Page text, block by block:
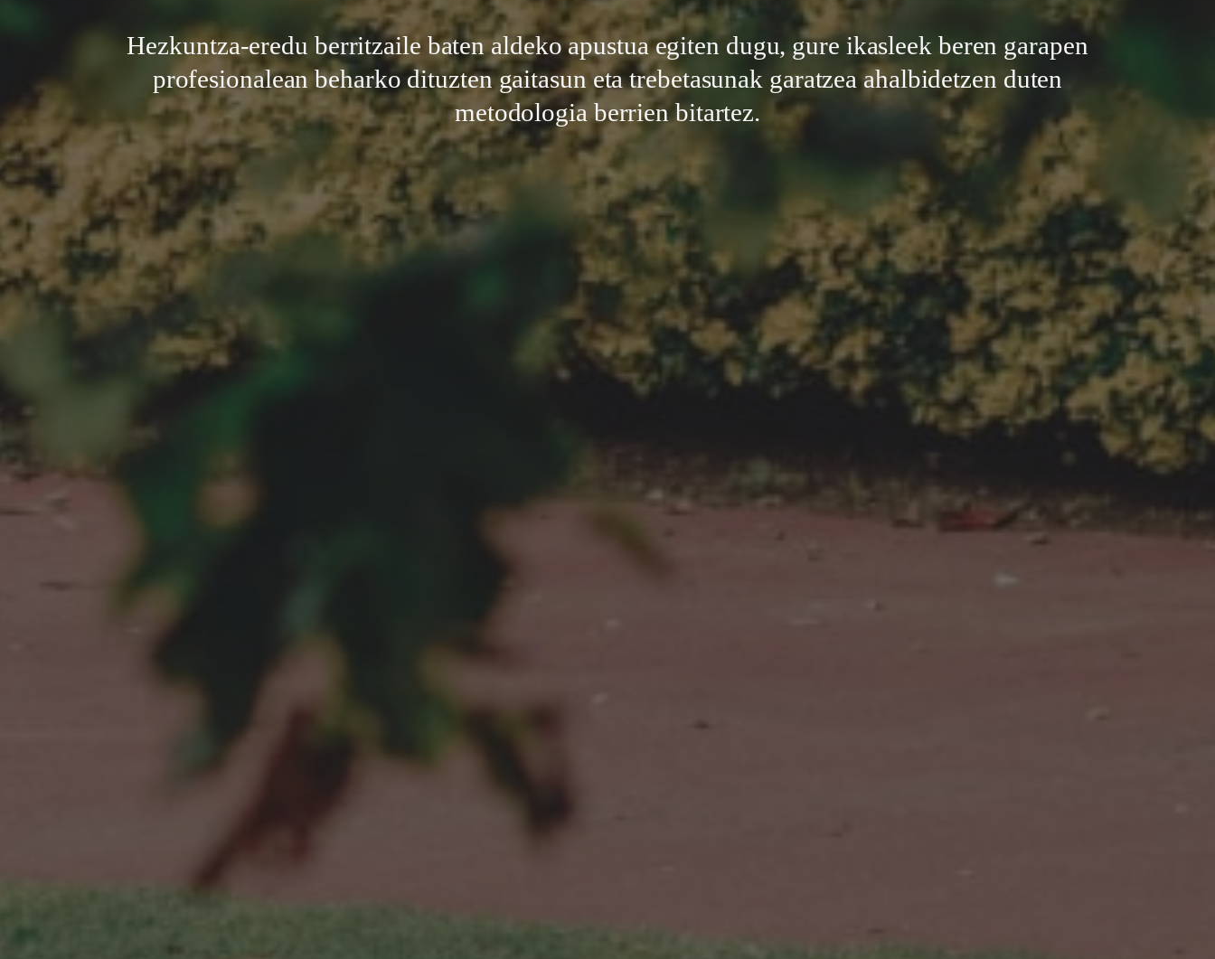
Hezkuntza-eredu berritzaile baten aldeko apustua egiten dugu, gure ikasleek beren garapen
profesionalean beharko dituzten gaitasun eta trebetasunak garatzea ahalbidetzen duten
metodologia berrien bitartez.